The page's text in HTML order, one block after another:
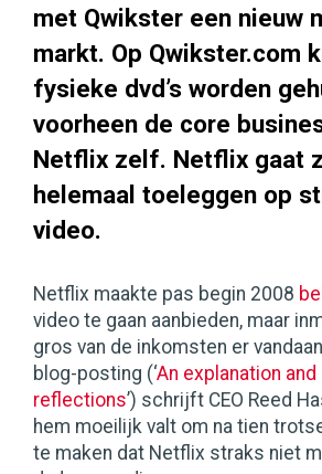
met Qwikster een nieuw
markt. Op Qwikster.com
fysieke dvd’s worden
voorheen de core
Netflix zelf. Netflix gaat
helemaal toeleggen op
video.
Netflix maakte pas begin 2008
video te gaan aanbieden, maar
gros van de inkomsten er
blog-posting (‘An explanation
reflections’) schrijft CEO Reed
hem moeilijk valt om na tien
te maken dat Netflix straks niet